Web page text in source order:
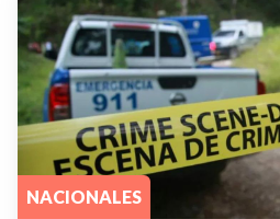
NACIONALES